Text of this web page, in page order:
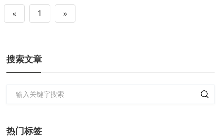
« 1 »
搜索文章
热门标签